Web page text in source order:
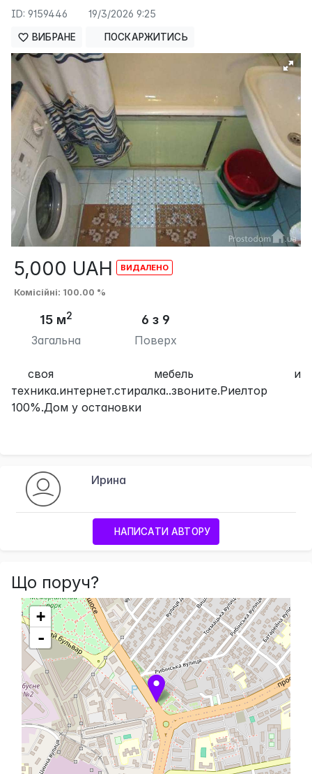
ID: 9159446 19/3/2026 9:25
ВИБРАНЕ ПОСКАРЖИТИСЬ
5,000 UAH
Комісійні: 100.00 %
15 м2
Загальна
6 з 9
Поверх
своя мебель и
техника.интернет.стиралка..звоните.Риелтор
100%.Дом у остановки
Ирина
НАПИСАТИ АВТОРУ
Що поруч?
+
-